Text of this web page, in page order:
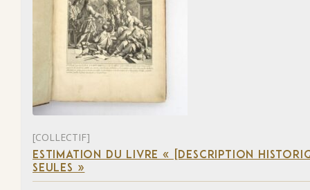
[COLLECTIF]
ESTIMATION DU LIVRE « [DESCRIPTION
SEULES »